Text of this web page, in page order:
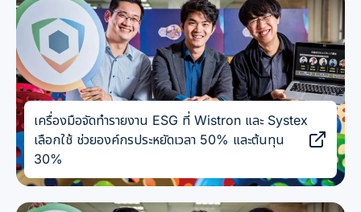
เครื่องมือจัดทำรายงาน ESG ที่ Wistron และ Systex
เลือกใช้ ช่วยองค์กรประหยัดเวลา 50% และต้นทุน
30%